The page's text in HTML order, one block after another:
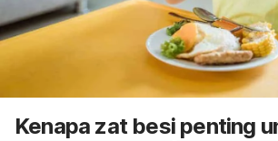
Kenapa zat besi penting